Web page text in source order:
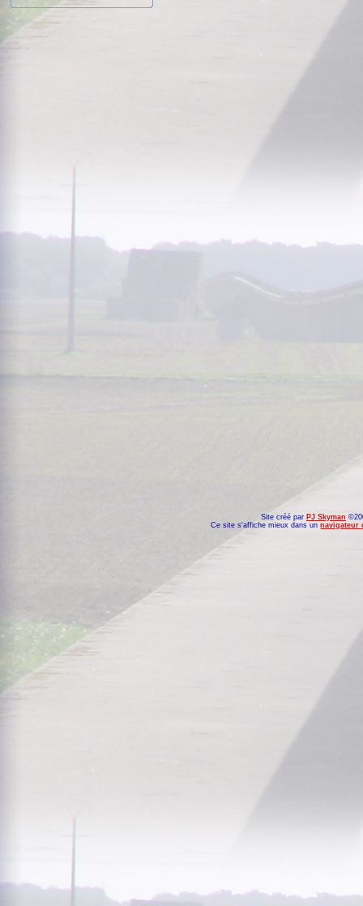
Site créé par PJ Skyman
Ce site s'affiche mieux dans unnavigateur